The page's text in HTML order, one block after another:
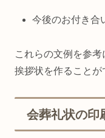
今後のお付き合
これらの文例を参
挨拶状を作ることが
会葬礼状の印